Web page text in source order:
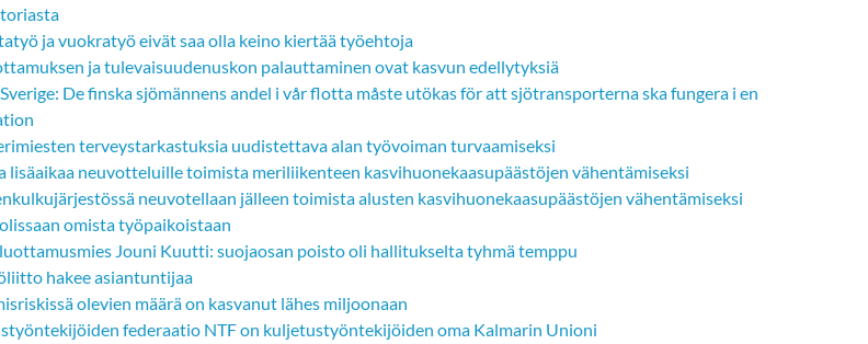
ja vuokratyö eivät saa olla keino kiertää työehtoja
ja tulevaisuudenuskon palauttaminen ovat kasvun edellytyksiä
De finska sjömännens andel i vår flotta måste utökas för att sjötransporterna ska fungera i en
terveystarkastuksia uudistettava alan työvoiman turvaamiseksi
neuvotteluille toimista meriliikenteen kasvihuonekaasupäästöjen vähentämiseksi
neuvotellaan jälleen toimista alusten kasvihuonekaasupäästöjen vähentämiseksi
omista työpaikoistaan
Jouni Kuutti: suojaosan poisto oli hallitukselta tyhmä temppu
hakee asiantuntijaa
olevien määrä on kasvanut lähes miljoonaan
federaatio NTF on kuljetustyöntekijöiden oma Kalmarin Unioni